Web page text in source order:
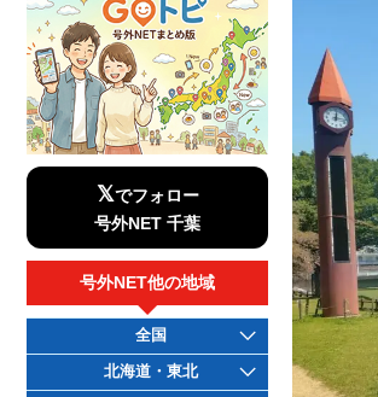
𝕏でフォロー
号外NET 千葉
号外NET他の地域
全国
北海道・東北